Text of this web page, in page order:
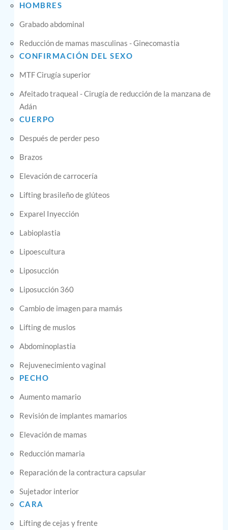
HOMBRES
Grabado abdominal
Reducción de mamas masculinas - Ginecomastia
CONFIRMACIÓN DEL SEXO
MTF Cirugía superior
Afeitado traqueal - Cirugía de reducción de la manzana de
Adán
CUERPO
Después de perder peso
Brazos
Elevación de carrocería
Lifting brasileño de glúteos
Exparel Inyección
Labioplastia
Lipoescultura
Liposucción
Liposucción 360
Cambio de imagen para mamás
Lifting de muslos
Abdominoplastia
Rejuvenecimiento vaginal
PECHO
Aumento mamario
Revisión de implantes mamarios
Elevación de mamas
Reducción mamaria
Reparación de la contractura capsular
Sujetador interior
CARA
Lifting de cejas y frente